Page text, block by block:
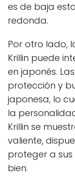
es de baja
redonda.
Por otro lado,
Krillin puede
en japonés.
protección y
japonesa, lo
la
Krillin se
valiente,
proteger a sus
bien.